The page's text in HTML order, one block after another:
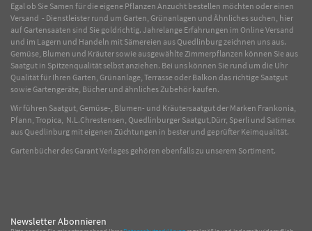
Egal ob Sie Samen für die eigene Pflanzen Anzucht bestellen möchten oder einen
Versand - Dienstleister rund um Garten, Grünanlagen und Ähnliches suchen, hier
auf Gartensaaten sind Sie goldrichtig. Jahrelange Erfahrungen im OnlineVersand
und im Lagern und Handeln mit Sämereien aus Quedlinburg zeichnen uns aus.
Gemüse, Blumen und Kräuter sowie ausgewählteZimmerpflanzen können Sie aus
Saatgut in Spitzenqualität selbst anziehen. Bei uns können Sie rund um die Uhr
Qualität für Ihren Garten, Grünanlage, Terrasse oder Balkon das richtige Saatgut
sowie Gartengeräte, Bücher und ähnliches Zubehör kaufen.
Wir führen Saatgut, Gemüse-, Blumen- und Kräutersaatgut der Marken Frankonia,
Pfann, Tropica, N.L.Chrestensen, Quedlinburger Saatgut,Dürr, Sperli und Satimex
aus Quedlinburg mit eigenen Züchtungen in bester und geprüfter Keimqualität.
Gartenbücher des Garant Verlages gehören ebenfalls zu unserem Sortiment.
Newsletter Abonnieren